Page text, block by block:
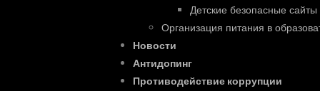
Детские безопасные сайты
Организация питания в
Новости
Антидопинг
Противодействие коррупции